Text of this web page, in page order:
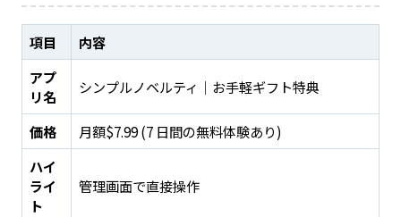
項目
内容
アプ
リ名
シンプルノベルティ｜お手軽ギフト特典
価格
月額$7.99 (7 日間の無料体験あり)
ハイ
ライ
ト
管理画面で直接操作